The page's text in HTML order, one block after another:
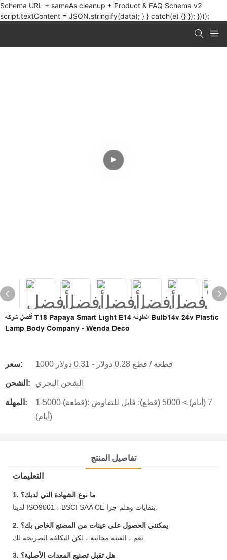
Schema URL + sameAs cleanup + Product & FAQ Schema v2
script.textContent = JSON.stringify(data); } } catch(e) {} }); })();
أفضل شركة T18 Papaya Smart Light E14 الملونة Bulb14v 24v Plastic
Lamp Body Company - Wenda Deco
سعر: 1000 قطعة / قطع 0.28 دولار - 0.31 دولار
الشحن: الشحن البحري
المهلة:
1-5000 (قطعة): 7 (أيام),> 5000 (قطع): قابل للتفاوض
(أيام)
تفاصيل المنتج
التعليمات
1. ما نوع الشهادة التي لديك؟
2. يمكنني الحصول على عينات من المصنع الخاص بك؟
3. هل تقبل تصنيع المعدات الأصلية؟